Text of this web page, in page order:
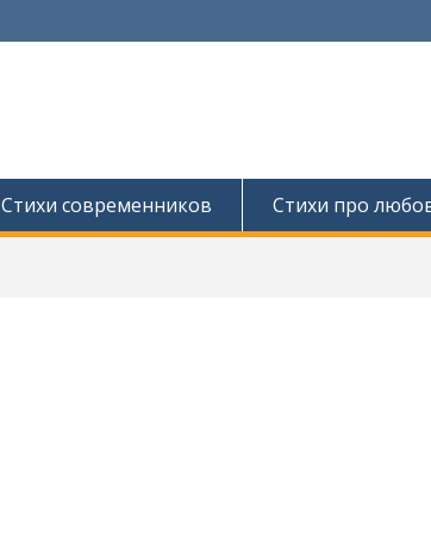
Стихи современников Стихи про